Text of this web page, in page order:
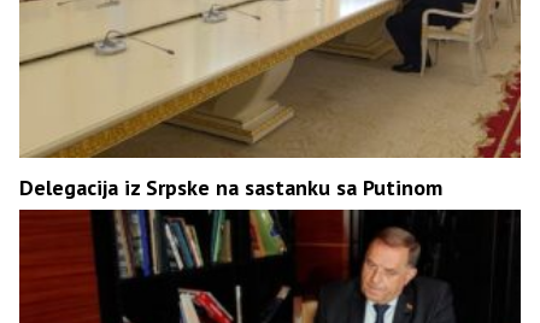
Delegacija iz Srpske na sastanku sa Putinom